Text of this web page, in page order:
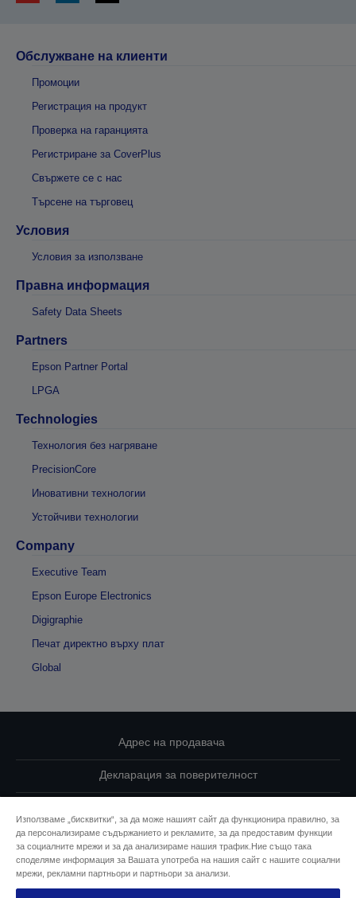
Обслужване на клиенти
Промоции
Регистрация на продукт
Проверка на гаранцията
Регистриране за CoverPlus
Свържете се с нас
Търсене на търговец
Условия
Условия за използване
Правна информация
Safety Data Sheets
Partners
Epson Partner Portal
LPGA
Technologies
Технология без нагряване
PrecisionCore
Иновативни технологии
Устойчиви технологии
Company
Executive Team
Epson Europe Electronics
Digigraphie
Печат директно върху плат
Global
Адрес на продавача
Декларация за поверителност
Свържете се с нас за Вашите данни
Информация за бисквитките
Използваме „бисквитки“, за да може нашият сайт да функционира правилно, за
да персонализираме съдържанието и рекламите, за да предоставим функции
за социалните мрежи и за да анализираме нашия трафик.Ние също така
споделяме информация за Вашата употреба на нашия сайт с нашите социални
мрежи, рекламни партньори и партньори за анализи.